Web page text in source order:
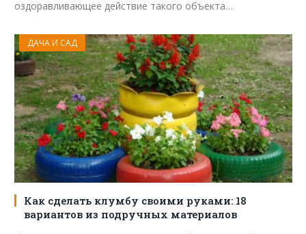
оздоравливающее действие такого объекта…
ДАЧА И САД
Как сделать клумбу своими руками: 18
вариантов из подручных материалов